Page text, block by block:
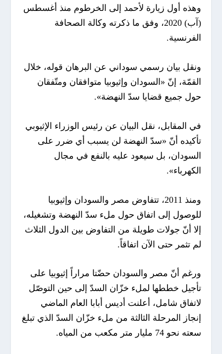
وهذه أول زيارة لأحمد إلى الخرطوم منذ أغسطس
(آب) 2020، وفق ما ذكرته وكالة الصحافة
الفرنسية.
ونقل بيان رسمي سوداني عن البرهان قوله، خلال
القمّة، إنّ «السودان وإثيوبيا متوافقان ومتّفقان
حول جميع قضايا سدّ النهضة».
في المقابل، نقل البيان عن رئيس الوزراء الإثيوبي
تأكيده أنّ «سدّ النهضة لن يسبب أي ضرر على
السودان، بل سيعود عليه بالنفع في مجال
الكهرباء».
ومنذ 2011، تتفاوض مصر والسودان وإثيوبيا
للوصول إلى اتفاق حول ملء سدّ النهضة وتشغيله،
إلا أنّ جولات طويلة من التفاوض بين الدول الثلاث
لم تثمر حتى الآن اتفاقاً.
ورغم أنّ مصر والسودان حضّتا مراراً إثيوبيا على
تأجيل خططها لملء خزّان السدّ إلى حين التوصّل
لاتفاق شامل، أعلنت أديس أبابا العام الماضي
إنجاز المرحلة الثالثة من ملء خزّان السدّ الذي تبلغ
سعته نحو 74 مليار متر مكعب من المياه.